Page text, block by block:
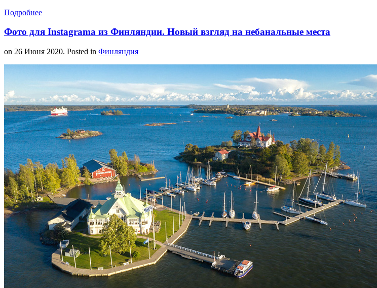
Подробнее
Фото для Instagramа из Финляндии. Новый взгляд на небанальные места
on 26 Июня 2020. Posted in Финляндия